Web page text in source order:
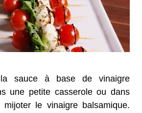
sauce à base de vinaigre
une petite casserole ou dans
le vinaigre balsamique.